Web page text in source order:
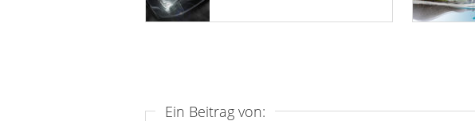
Ein Beitrag von: